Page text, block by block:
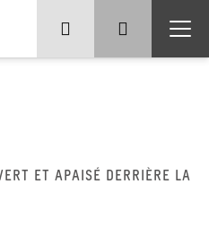
ET APAISÉ DERRIÈRE LA